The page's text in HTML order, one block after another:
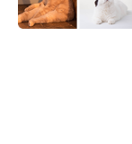
くても使えるも